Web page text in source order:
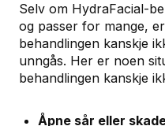
Selv om HydraFacial-
og passer for mange,
behandlingen kanskje
unngås. Her er noen
behandlingen kanskje
Åpne sår eller